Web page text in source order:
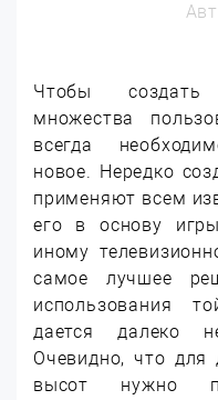
Чтобы создать
множества
всегда
новое. Нередко
применяют всем
его в основу
иному
самое лучшее
использования
дается далеко
Очевидно, что для
высот нужно